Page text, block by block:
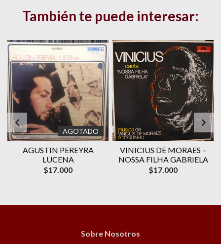
También te puede interesar:
AGOTADO
AGUSTIN PEREYRA
LUCENA
$17.000
VINICIUS DE MORAES ‎–
NOSSA FILHA GABRIELA
$17.000
Sobre Nosotros